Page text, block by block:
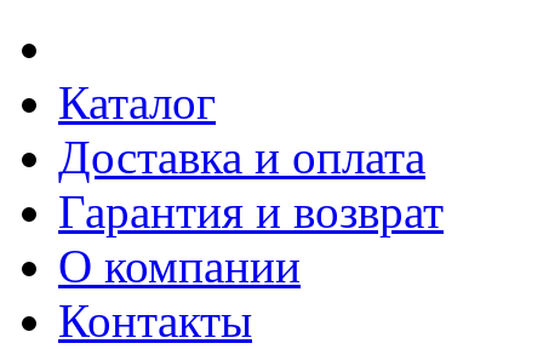
Каталог
Доставка и оплата
Гарантия и возврат
О компании
Контакты